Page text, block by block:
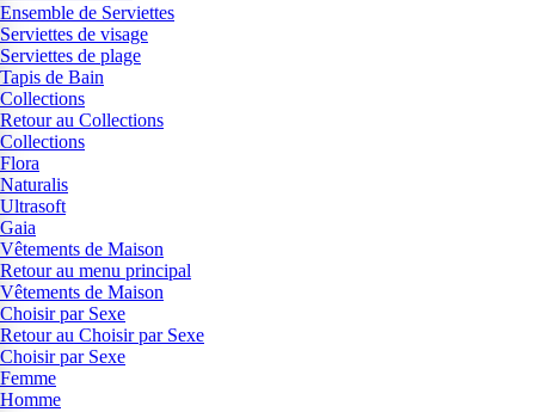
Ensemble de Serviettes
Serviettes de visage
Serviettes de plage
Tapis de Bain
Collections
Retour au Collections
Collections
Flora
Naturalis
Ultrasoft
Gaia
Vêtements de Maison
Retour au menu principal
Vêtements de Maison
Choisir par Sexe
Retour au Choisir par Sexe
Choisir par Sexe
Femme
Homme